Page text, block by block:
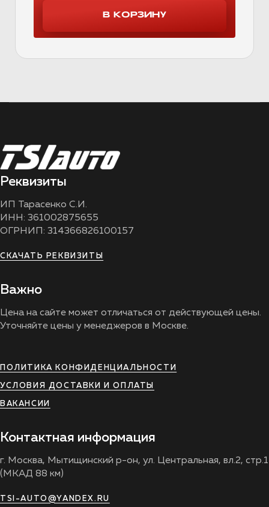
Реквизиты
ИП Тарасенко С.И.
ИНН: 361002875655
ОГРНИП: 314366826100157
СКАЧАТЬ РЕКВИЗИТЫ
Важно
Цена на сайте может отличаться от действующей цены.
Уточняйте цены у менеджеров в Москве.
ПОЛИТИКА КОНФИДЕНЦИАЛЬНОСТИ
УСЛОВИЯ ДОСТАВКИ И ОПЛАТЫ
ВАКАНСИИ
Контактная информация
г. Москва, Мытищинский р-он, ул. Центральная, вл.2, стр.1
(МКАД 88 км)
TSI-AUTO@YANDEX.RU